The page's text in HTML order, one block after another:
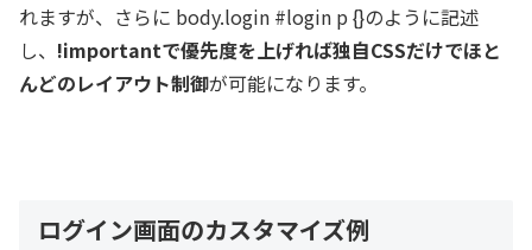
れますが、さらに body.login #login p {}のように記述
し、 !importantで優先度を上げれば独自CSSだけでほと
んどのレイアウト制御が可能になります。
ログイン画面のカスタマイズ例